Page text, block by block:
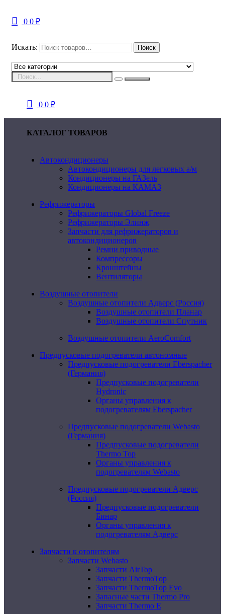
0 0 ₽
Искать: Поиск
0 0 ₽
КАТАЛОГ ТОВАРОВ
Автокондиционеры
Автокондиционеры для легковых а/м
Кондиционеры на ГАЗель
Кондиционеры на КАМАЗ
Рефрижераторы
Рефрижераторы Global Freeze
Рефрижераторы Элинж
Запчасти для рефрижераторов и
автокондиционеров
Ремни приводные
Компрессоры
Кронштейны
Вентиляторы
Воздушные отопители
Воздушные отопители Адверс (Россия)
Воздушные отопители Планар
Воздушные отопители Спутник
Воздушные отопители AeroComfort
Предпусковые подогреватели автономные
Предпусковые подогреватели Eberspacher
(Германия)
Предпусковые подогреватели
Hydronic
Органы управления к
подогревателям Eberspacher
Предпусковые подогреватели Webasto
(Германия)
Предпусковые подогреватели
Thermo Top
Органы управления к
подогревателям Webasto
Предпусковые подогреватели Адверс
(Россия)
Предпусковые подогреватели
Бинар
Органы управления к
подогревателям Адверс
Запчасти к отопителям
Запчасти Webasto
Запчасти AirTop
Запчасти ThermoTop
Запчасти ThermoTop Evo
Запасные части Thermo Pro
Запчасти Thermo E